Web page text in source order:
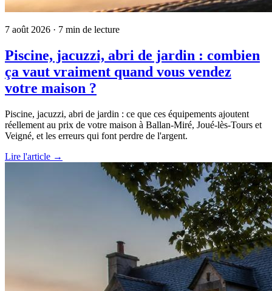
7 août 2026 · 7 min de lecture
Piscine, jacuzzi, abri de jardin : combien
ça vaut vraiment quand vous vendez
votre maison ?
Piscine, jacuzzi, abri de jardin : ce que ces équipements ajoutent
réellement au prix de votre maison à Ballan-Miré, Joué-lès-Tours et
Veigné, et les erreurs qui font perdre de l'argent.
Lire l'article →